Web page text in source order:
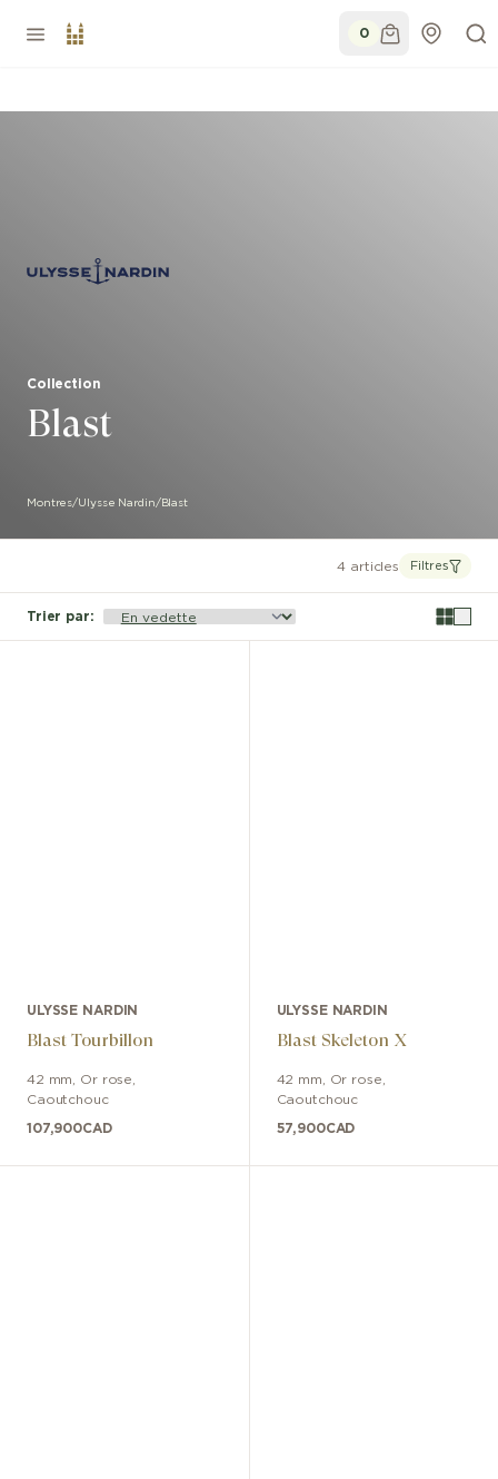
0
Collection
Blast
Montres/Ulysse Nardin/Blast
4 articles Filtres
Trier par:
ULYSSE NARDIN
Blast Tourbillon
42 mm Or rose
Caoutchouc
107,900CAD
ULYSSE NARDIN
Blast Skeleton X
42 mm Or rose
Caoutchouc
57,900CAD